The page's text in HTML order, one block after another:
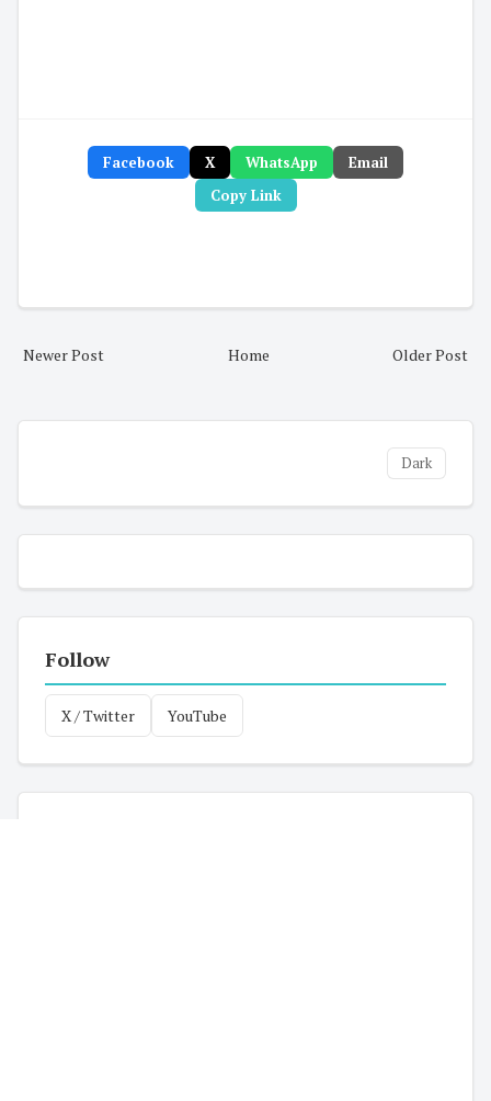
Facebook X WhatsApp
Email
Copy Link
Newer Post Older Post
Home
Dark
Follow
X / Twitter YouTube